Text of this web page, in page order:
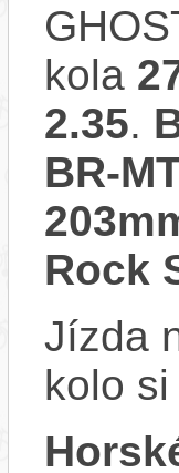
kola
2.35.
BR-
Rock
Jízda
kolo